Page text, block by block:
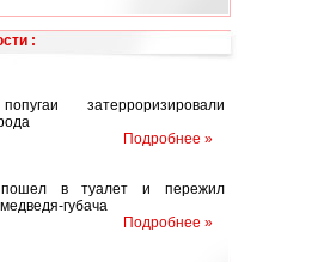
:
затерроризировали
Подробнее »
пошел в туалет и пережил
губача
Подробнее »